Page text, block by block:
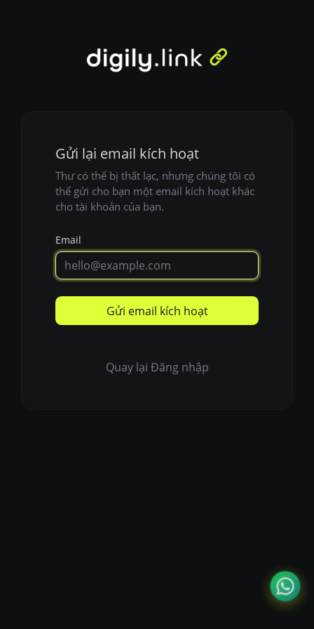
Gửi lại email kích hoạt
Thư có thể bị thất lạc, nhưng chúng tôi có
thể gửi cho bạn một email kích hoạt khác
cho tài khoản của bạn.
Email
Gửi email kích hoạt
Quay lại Đăng nhập